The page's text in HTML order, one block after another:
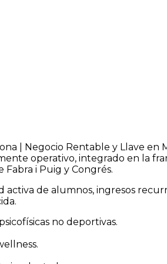
| Negocio Rentable y Llave en
operativo, integrado en la
Fabra i Puig y Congrés.
activa de alumnos, ingresos
no deportivas.